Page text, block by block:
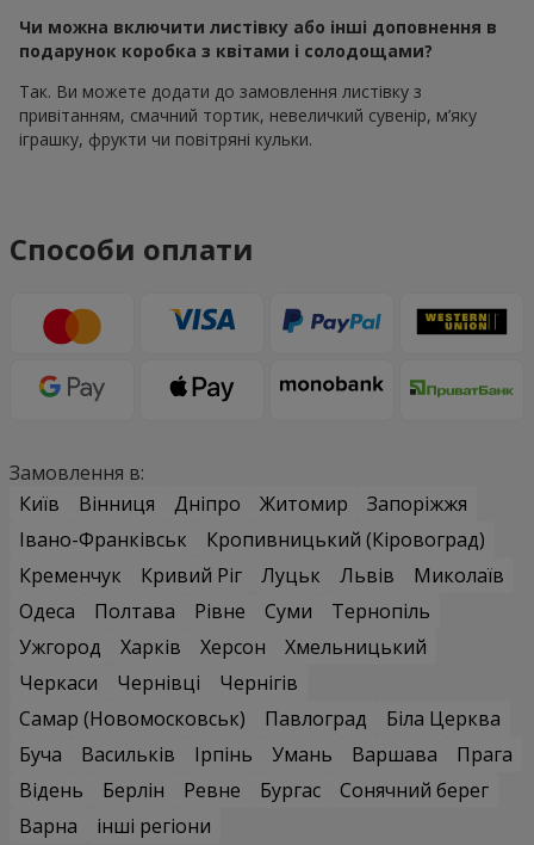
Чи можна включити листівку або інші доповнення в
подарунок коробка з квітами і солодощами?
Так. Ви можете додати до замовлення листівку з
привітанням, смачний тортик, невеличкий сувенір, м’яку
іграшку, фрукти чи повітряні кульки.
Способи оплати
Замовлення в:
Київ
Вінниця Дніпро Житомир
Запоріжжя
Івано-Франківськ
Кропивницький (Кіровоград)
Кременчук
Кривий Ріг Луцьк Львів
Миколаїв
Одеса
Полтава Рівне Суми
Тернопіль
Ужгород
Харків Херсон
Хмельницький
Черкаси
Чернівці
Чернігів
Самар (Новомосковськ)
Павлоград
Біла Церква
Буча
Васильків Ірпінь Умань Варшава
Прага
Відень
Берлін Ревне Бургас
Сонячний берег
Варна
інші регіони